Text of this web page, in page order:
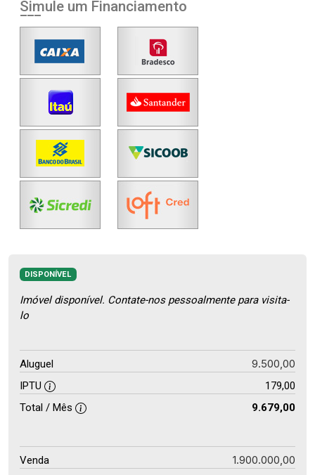
Simule um Financiamento
DISPONÍVEL
Imóvel disponível. Contate-nos pessoalmente para visita-
lo
Aluguel 9.500,00
IPTU
179,00
Total / Mês
9.679,00
Venda 1.900.000,00